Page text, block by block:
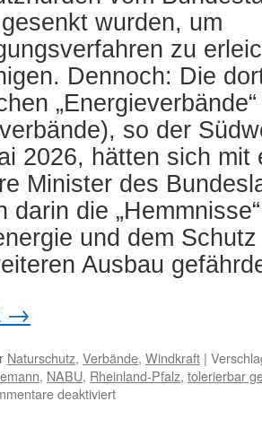
wurden, um
zu
Dennoch: Die
so der
2026, hätten sich mit
Minister des
darin die
und dem
Ausbau
→
Naturschutz, Verbände, Windkraft |
, NABU, Rheinland-Pfalz, tolerierbar
deaktiviertfür